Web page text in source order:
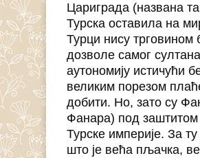
Цариграда (названа
Турска оставила на
Турци нису трговином
дозволе самог
аутономију истичући
великим порезом
добити. Но, зато су
Фанара) под заштитом
Турске империје. За
што је већа пљачка,